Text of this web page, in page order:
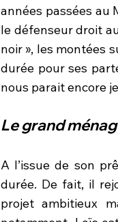
années passées au
le défenseur droit
noir », les montées
durée pour ses
nous parait encore
Le grand
A l’issue de son
durée. De fait, il
projet ambitieux